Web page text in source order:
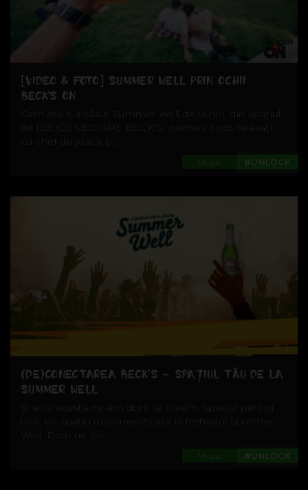
[VIDEO & FOTO] SUMMER WELL PRIN OCHII
BECK'S ON
Cam așa s-a văzut Summer Well de la noi, din spațiul
de (DE)CONECTARE BECK'S: oameni cool, relaxați,
cu chef de joacă și...
#UNLOCK
Music
(DE)CONECTAREA BECK’S – SPAȚIUL TĂU DE LA
SUMMER WELL
Și anul acesta ne-am dorit să creăm, special pentru
tine, un spațiu neconvențional la festivalul Summer
Well. Doar ne știi,...
#UNLOCK
Music